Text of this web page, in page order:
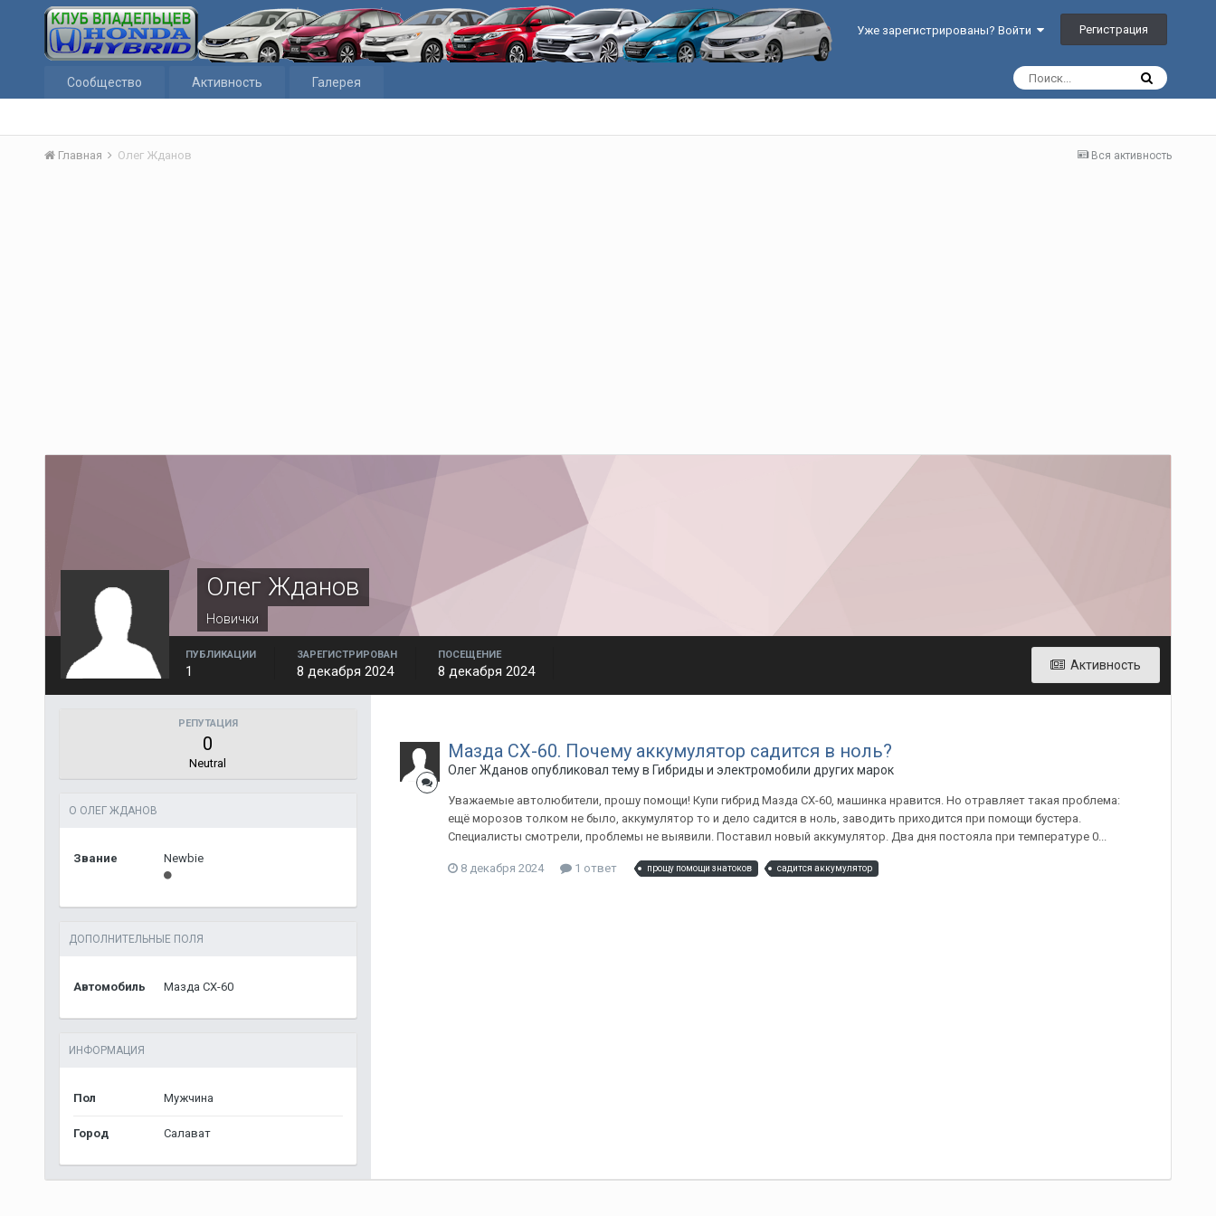
Уже зарегистрированы? Войти Регистрация
Сообщество Активность Галерея
Вся активность
Главная Олег Жданов
Олег Жданов
Новички
Активность
ПУБЛИКАЦИИ
1
ЗАРЕГИСТРИРОВАН
8 декабря 2024
ПОСЕЩЕНИЕ
8 декабря 2024
РЕПУТАЦИЯ
0
Neutral
О ОЛЕГ ЖДАНОВ
Звание Newbie
ДОПОЛНИТЕЛЬНЫЕ ПОЛЯ
Автомобиль Мазда СХ-60
ИНФОРМАЦИЯ
Пол Мужчина
Город Салават
Мазда СХ-60. Почему аккумулятор садится в ноль?
Олег Жданов опубликовал тему в Гибриды и электромобили других марок
Уважаемые автолюбители, прошу помощи! Купи гибрид Мазда СХ-60, машинка нравится. Но отравляет такая проблема:
ещё морозов толком не было, аккумулятор то и дело садится в ноль, заводить приходится при помощи бустера.
Специалисты смотрели, проблемы не выявили. Поставил новый аккумулятор. Два дня постояла при температуре 0...
8 декабря 2024 1 ответ прощу помощи знатоков садится аккумулятор